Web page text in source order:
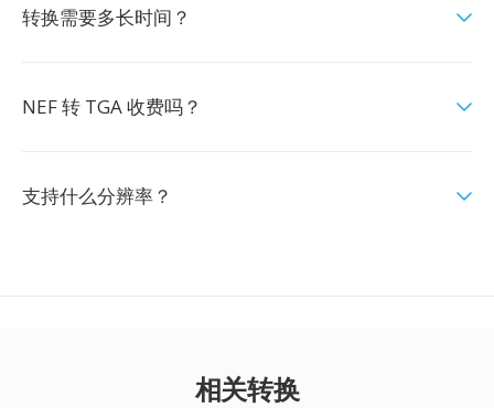
转换需要多长时间？
NEF 转 TGA 收费吗？
支持什么分辨率？
相关转换